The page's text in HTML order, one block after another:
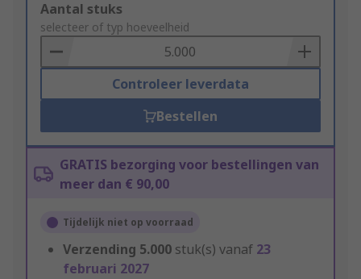
Add
to
Basket
Aantal stuks
selecteer of typ hoeveelheid
Controleer leverdata
Bestellen
GRATIS bezorging voor bestellingen van
meer dan € 90,00
Tijdelijk niet op voorraad
Verzending 5.000 stuk(s) vanaf 23
februari 2027